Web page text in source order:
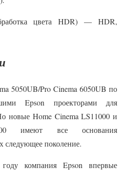
цвета HDR) — HDR,
5050UB/Pro Cinema 6050UB по
Epson проекторами для
новые Home Cinema LS11000 и
имеют все основания
следующее поколение.
компания Epson впервые